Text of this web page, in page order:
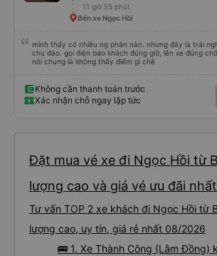
11 giờ 55 phút
Bến xe Ngọc Hồi
mình thấy có nhiều ng phàn nàn. nhưng đây là trải
chu đáo. gọi điện báo khách đúng giờ, lên xe đúng
nói chung là không thấy điểm gì chê
Không cần thanh toán trước
Xác nhận chỗ ngay lập tức
Đặt mua vé xe đi Ngọc Hồi từ
lượng cao và giá vé ưu đãi
Tư vấn TOP 2 xe khách đi Ngọc Hồi từ
lượng cao, uy tín, giá rẻ nhất 08/2026
🚌 1. Xe Thành Công (Lâm Đồng)